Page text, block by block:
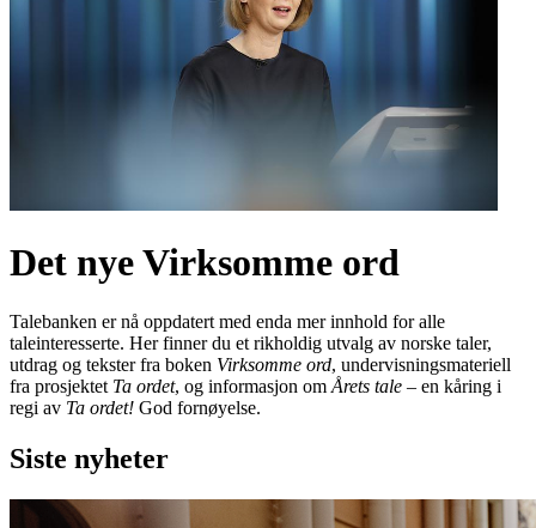
Det nye Virksomme ord
Talebanken er nå oppdatert med enda mer innhold for alle
taleinteresserte. Her finner du et rikholdig utvalg av norske taler,
utdrag og tekster fra boken Virksomme ord, undervisningsmateriell
fra prosjektet Ta ordet, og informasjon om Årets tale – en kåring i
regi av Ta ordet! God fornøyelse.
Siste nyheter